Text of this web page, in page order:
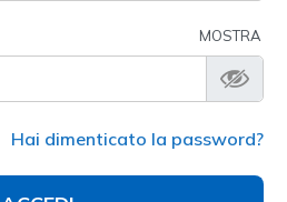
MOSTRA
Hai dimenticato la password?